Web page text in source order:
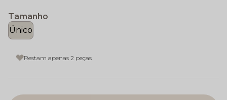
Tamanho
Único
Restam apenas 2 peças